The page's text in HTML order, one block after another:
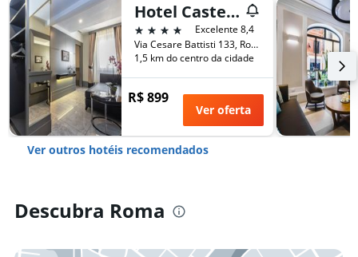
Hotel Castellino Roma
4 estrelas
Excelente 8,4
Via Cesare Battisti 133, Roma, Itália
1,5 km do centro da cidade
R$ 899
Ver oferta
Ver outros hotéis recomendados
Descubra Roma